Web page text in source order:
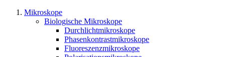
Mikroskope
Biologische Mikroskope
Durchlichtmikroskope
Phasenkontrastmikroskope
Fluoreszenzmikroskope